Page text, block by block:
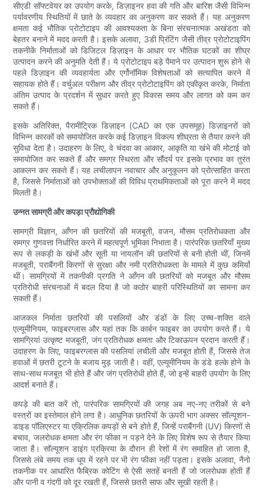
सीएडी सॉफ्टवेयर का उपयोग करके, डिज़ाइनर हवा की गति और बारिश जैसी विभिन्न
पर्यावरणीय स्थितियों में छाते के व्यवहार का अनुकरण कर सकते हैं। यह अनुकरण
क्षमता कई भौतिक प्रोटोटाइप की आवश्यकता के बिना संरचनात्मक अखंडता को
बेहतर बनाने में मदद करती है। इसके अलावा, 3डी प्रिंटिंग जैसी तीव्र प्रोटोटाइपिंग
तकनीकें निर्माताओं को डिजिटल डिज़ाइन के आधार पर भौतिक घटकों का शीघ्र
उत्पादन करने की अनुमति देती हैं। ये प्रोटोटाइप बड़े पैमाने पर उत्पादन शुरू होने से
पहले डिज़ाइन की व्यवहार्यता और एर्गोनॉमिक विशेषताओं को सत्यापित करने में
सहायक होते हैं। वर्चुअल परीक्षण और तीव्र प्रोटोटाइपिंग को एकीकृत करके, निर्माता
अंतिम उत्पाद के प्रदर्शन में सुधार करते हुए विकास समय और लागत को कम कर
सकते हैं।
इसके अतिरिक्त, पैरामीट्रिक डिज़ाइन (CAD का एक उपसमूह) डिज़ाइनरों को
विभिन्न कारकों को समायोजित करके कई डिज़ाइन विकल्प शीघ्रता से तैयार करने की
सुविधा देता है। उदाहरण के लिए, वे चंदवा का आकार, आकृति या खंभे की मोटाई को
समायोजित कर सकते हैं और समग्र स्थिरता और सौंदर्य पर इसके प्रभाव का तुरंत
आकलन कर सकते हैं। यह लचीलापन नवाचार और अनुकूलन को प्रोत्साहित करता
है, जिससे निर्माताओं को उपभोक्ताओं की विविध प्राथमिकताओं को पूरा करने में मदद
मिलती है।
उन्नत सामग्री और कपड़ा प्रौद्योगिकी
सामग्री विज्ञान, आँगन की छतरियों की मजबूती, वजन, मौसम प्रतिरोधकता और
समग्र गुणवत्ता निर्धारित करने में महत्वपूर्ण भूमिका निभाता है। पारंपरिक छतरियाँ मुख्य
रूप से लकड़ी के खंभों और सूती या नायलॉन की छतरियों से बनी होती थीं, जिनमें
मजबूती, पराबैंगनी किरणों से सुरक्षा और नमी प्रतिरोधकता के मामले में कुछ कमियाँ
थीं। सामग्रियों में तकनीकी प्रगति ने आँगन की छतरियों को मजबूत और मौसम
प्रतिरोधी संरचनाओं में बदल दिया है जो कठोर बाहरी परिस्थितियों का सामना कर
सकती हैं।
आजकल निर्माता छतरियों की पसलियों और डंडों के लिए उच्च-शक्ति वाले
एल्यूमीनियम, फाइबरग्लास और यहां तक ​​कि कार्बन फाइबर का उपयोग करते हैं। ये
सामग्रियां उत्कृष्ट मजबूती, जंग प्रतिरोधक क्षमता और टिकाऊपन प्रदान करती हैं।
उदाहरण के लिए, फाइबरग्लास की पसलियां लचीली और मजबूत होती हैं, जिससे तेज
हवाओं में छतरी टूटने के बजाय मुड़ जाती है। वहीं, एल्यूमीनियम के डंडे हल्के होने के
साथ-साथ मजबूत भी होते हैं और जंग प्रतिरोधी होते हैं, जो इन्हें बाहरी उपयोग के लिए
आदर्श बनाते हैं।
कपड़े की बात करें तो, पारंपरिक सामग्रियों की जगह अब नए-नए तरीकों से बने
वस्त्रों का इस्तेमाल होने लगा है। आधुनिक छतरियों के ऊपरी भाग अक्सर सॉल्यूशन-
डाइड पॉलिएस्टर या एक्रिलिक कपड़ों से बने होते हैं, जिन्हें पराबैंगनी (UV) किरणों से
बचाव, जलरोधक क्षमता और रंग फीका न पड़ने देने के लिए विशेष रूप से तैयार किया
जाता है। सॉल्यूशन डाइंग प्रक्रिया के दौरान ही रेशों में रंग समाहित हो जाता है,
जिससे लंबे समय तक धूप में रहने पर भी रंग फीका नहीं पड़ता। इसके अलावा, नैनो
तकनीक पर आधारित फैब्रिक कोटिंग से ऐसी सतहें बनती हैं जो जलरोधक होती हैं
और पानी व गंदगी को दूर रखती हैं, जिससे छतरी साफ और सूखी रहती है।